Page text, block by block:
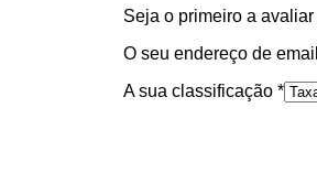
Seja o primeiro a
O seu endereço de
A sua classificação *